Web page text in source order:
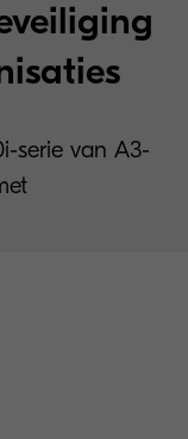
serie van A3-